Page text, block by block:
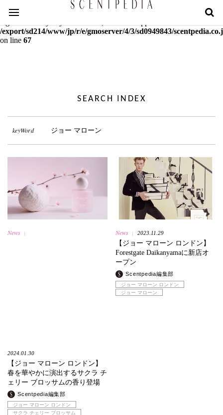
Warning
: mcrypt_decrypt(): Key of size 18 not supported by this
/export/sd214/www/jp/r/e/gmoserver/4/3/sd0949843/
on line 67
SEARCH INDEX
keyWord ジョー マローン
News
2024.01.30
【ジョー マローン ロンドン】
春を華やかに演出するサクラ チ
ェリー ブロッサムの香り登場
Scentpedia編集部
ジョー マローン ロンドン
サクラ チェリー ブロッサム
News 2023.11.29
【ジョー マローン ロンドン】
Forestgate Daikanyamaに新店オ
ープン
Scentpedia編集部
ジョー マローン ロンドン
ジョー マローン